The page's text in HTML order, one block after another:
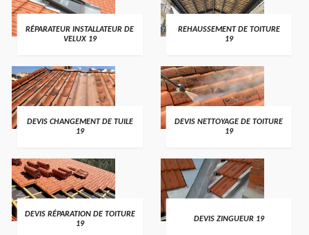
RÉPARATEUR INSTALLATEUR DE
VELUX 19
REHAUSSEMENT DE TOITURE
19
DEVIS CHANGEMENT DE TUILE
19
DEVIS NETTOYAGE DE TOITURE
19
DEVIS RÉPARATION DE TOITURE
19
DEVIS ZINGUEUR 19